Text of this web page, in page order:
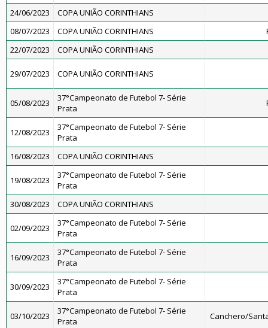
24/06/2023
COPA UNIÃO CORINTHIANS
08/07/2023
COPA UNIÃO CORINTHIANS
22/07/2023
COPA UNIÃO CORINTHIANS
29/07/2023 COPA UNIÃO CORINTHIANS
05/08/2023
37°Campeonato de Futebol 7- Série
Prata
12/08/2023
37°Campeonato de Futebol 7- Série
Prata
16/08/2023
COPA UNIÃO CORINTHIANS
19/08/2023
37°Campeonato de Futebol 7- Série
Prata
30/08/2023
COPA UNIÃO CORINTHIANS
02/09/2023
37°Campeonato de Futebol 7- Série
Prata
16/09/2023
37°Campeonato de Futebol 7- Série
Prata
30/09/2023
37°Campeonato de Futebol 7- Série
Prata
03/10/2023
37°Campeonato de Futebol 7- Série
Prata
Canchero/